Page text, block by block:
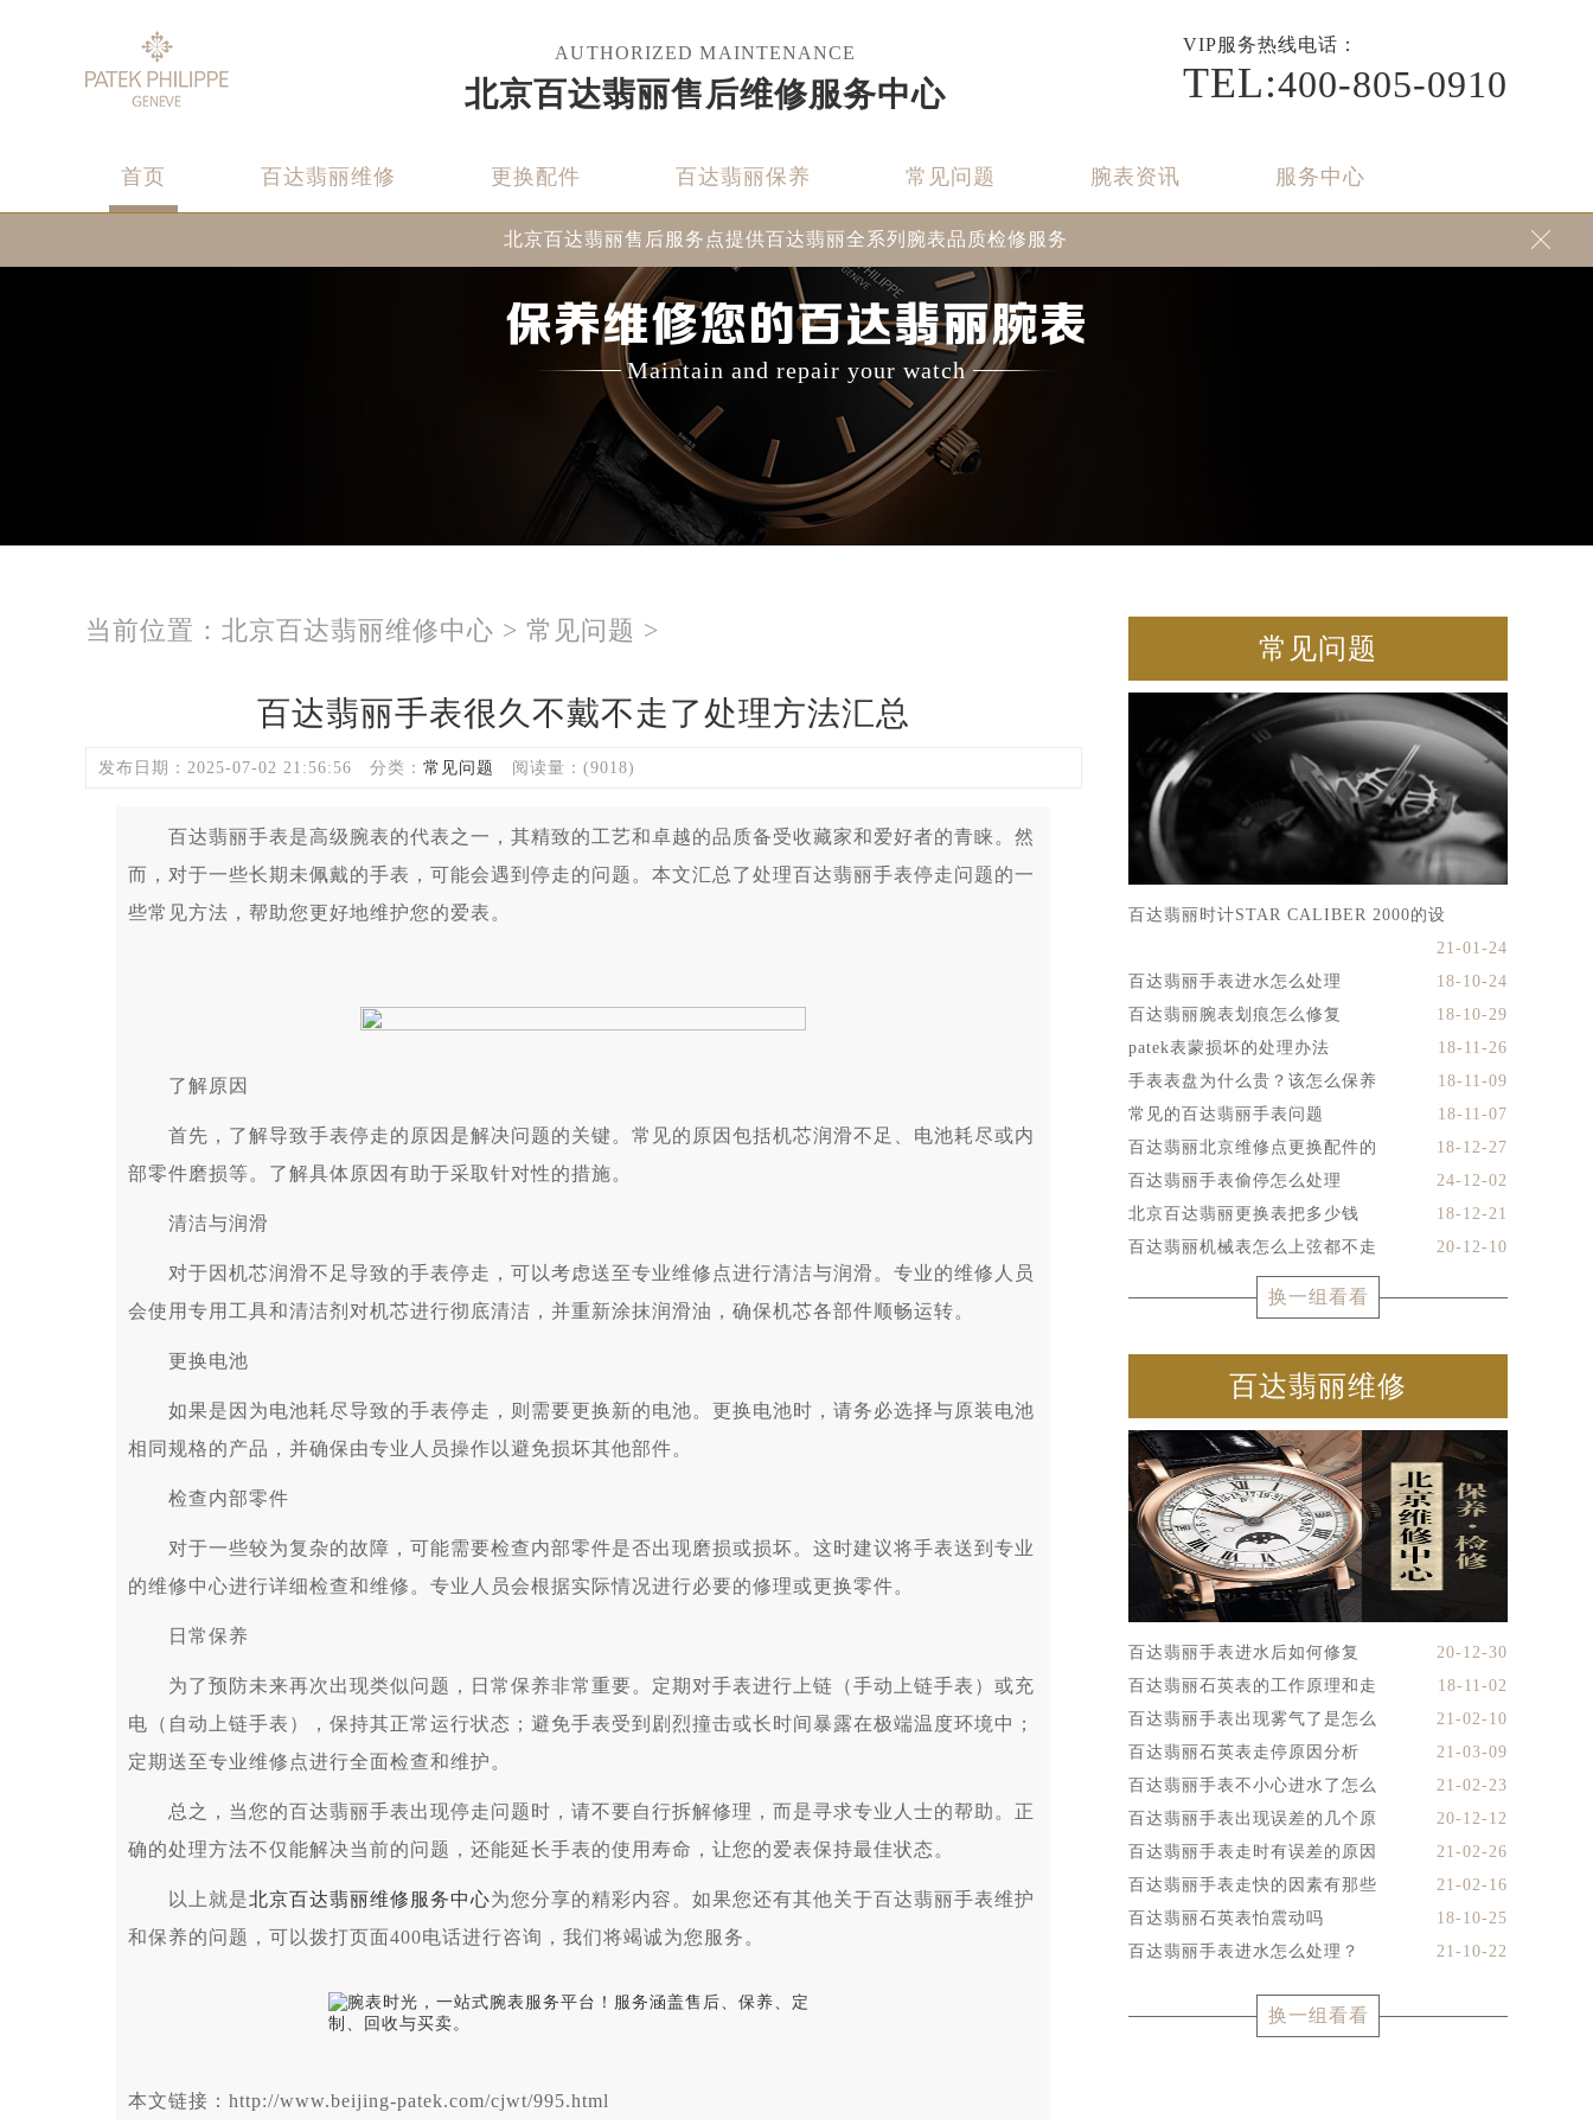
AUTHORIZED MAINTENANCE
北京百达翡丽售后维修服务中心
VIP服务热线电话：
TEL:400-805-0910
首页 百达翡丽维修 更换配件 百达翡丽保养 常见问题 腕表资讯 服务中心
北京百达翡丽售后服务点提供百达翡丽全系列腕表品质检修服务 
保养维修您的百达翡丽腕表
Maintain and repair your watch
当前位置： 北京百达翡丽维修中心 > 常见问题 >
百达翡丽手表很久不戴不走了处理方法汇总
发布日期：2025-07-02 21:56:56 分类： 常见问题 阅读量：(9018)
百达翡丽手表是高级腕表的代表之一，其精致的工艺和卓越的品质备受收藏家和爱好者的青睐。然
而，对于一些长期未佩戴的手表，可能会遇到停走的问题。本文汇总了处理百达翡丽手表停走问题的一
些常见方法，帮助您更好地维护您的爱表。
了解原因
首先，了解导致手表停走的原因是解决问题的关键。常见的原因包括机芯润滑不足、电池耗尽或内
部零件磨损等。了解具体原因有助于采取针对性的措施。
清洁与润滑
对于因机芯润滑不足导致的手表停走，可以考虑送至专业维修点进行清洁与润滑。专业的维修人员
会使用专用工具和清洁剂对机芯进行彻底清洁，并重新涂抹润滑油，确保机芯各部件顺畅运转。
更换电池
如果是因为电池耗尽导致的手表停走，则需要更换新的电池。更换电池时，请务必选择与原装电池
相同规格的产品，并确保由专业人员操作以避免损坏其他部件。
检查内部零件
对于一些较为复杂的故障，可能需要检查内部零件是否出现磨损或损坏。这时建议将手表送到专业
的维修中心进行详细检查和维修。专业人员会根据实际情况进行必要的修理或更换零件。
日常保养
为了预防未来再次出现类似问题，日常保养非常重要。定期对手表进行上链（手动上链手表）或充
电（自动上链手表），保持其正常运行状态；避免手表受到剧烈撞击或长时间暴露在极端温度环境中；
定期送至专业维修点进行全面检查和维护。
总之，当您的百达翡丽手表出现停走问题时，请不要自行拆解修理，而是寻求专业人士的帮助。正
确的处理方法不仅能解决当前的问题，还能延长手表的使用寿命，让您的爱表保持最佳状态。
以上就是北京百达翡丽维修服务中心为您分享的精彩内容。如果您还有其他关于百达翡丽手表维护
和保养的问题，可以拨打页面400电话进行咨询，我们将竭诚为您服务。
本文链接：http://www.beijing-patek.com/cjwt/995.html
常见问题
百达翡丽时计STAR CALIBER 2000的设
21-01-24
百达翡丽手表进水怎么处理
18-10-24
百达翡丽腕表划痕怎么修复
18-10-29
patek表蒙损坏的处理办法
18-11-26
手表表盘为什么贵？该怎么保养
18-11-09
常见的百达翡丽手表问题
18-11-07
百达翡丽北京维修点更换配件的
18-12-27
百达翡丽手表偷停怎么处理
24-12-02
北京百达翡丽更换表把多少钱
18-12-21
百达翡丽机械表怎么上弦都不走
20-12-10
换一组看看
百达翡丽维修
百达翡丽手表进水后如何修复
20-12-30
百达翡丽石英表的工作原理和走
18-11-02
百达翡丽手表出现雾气了是怎么
21-02-10
百达翡丽石英表走停原因分析
21-03-09
百达翡丽手表不小心进水了怎么
21-02-23
百达翡丽手表出现误差的几个原
20-12-12
百达翡丽手表走时有误差的原因
21-02-26
百达翡丽手表走快的因素有那些
21-02-16
百达翡丽石英表怕震动吗
18-10-25
百达翡丽手表进水怎么处理？
21-10-22
换一组看看